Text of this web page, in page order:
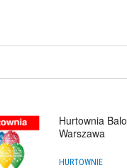
Hurtownia
Warszawa
HURTOWNIE